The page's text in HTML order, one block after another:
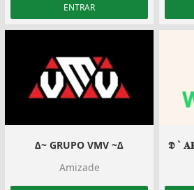
ENTRAR
∆~ GRUPO VMV ~∆
Amizade